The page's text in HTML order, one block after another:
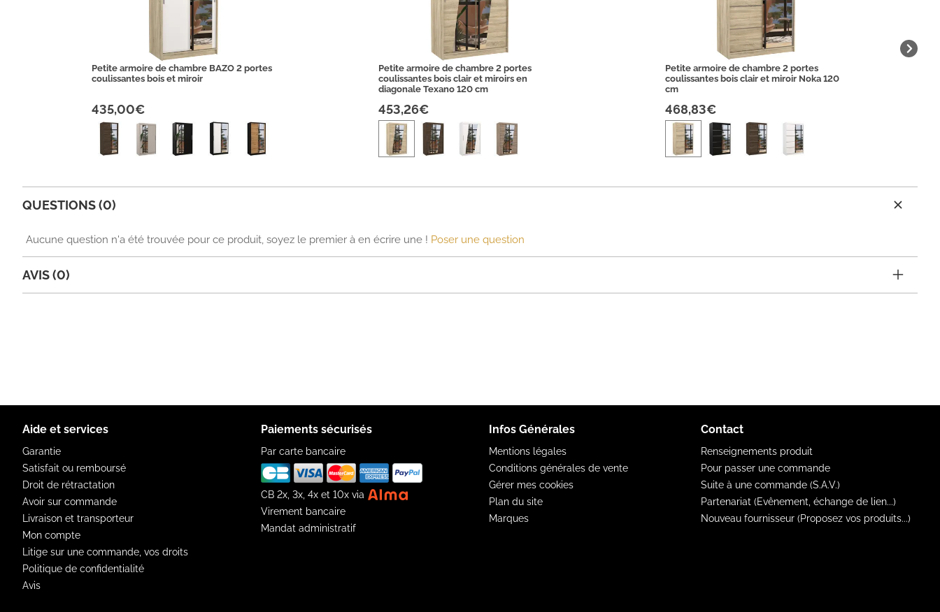
Petite armoire de chambre BAZO 2 portes
coulissantes bois et miroir
435,00€
Petite armoire de chambre 2 portes
coulissantes bois clair et miroirs en
diagonale Texano 120 cm
453,26€
Petite armoire de chambre 2 portes
coulissantes bois clair et miroir Noka 120
cm
468,83€
QUESTIONS (0)
Aucune question n'a été trouvée pour ce produit, soyez le premier à en écrire une ! Poser une question
AVIS (0)
Aide et services
Garantie
Satisfait ou remboursé
Droit de rétractation
Avoir sur commande
Livraison et transporteur
Mon compte
Litige sur une commande, vos droits
Politique de confidentialité
Avis
Paiements sécurisés
Par carte bancaire
CB 2x, 3x, 4x et 10x via
Virement bancaire
Mandat administratif
Infos Générales
Mentions légales
Conditions générales de vente
Gérer mes cookies
Plan du site
Marques
Contact
Renseignements produit
Pour passer une commande
Suite à une commande (S.A.V.)
Partenariat (Evênement, échange de lien...)
Nouveau fournisseur (Proposez vos produits...)